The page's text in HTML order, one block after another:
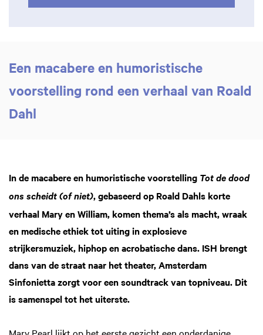
Een macabere en humoristische
voorstelling rond een verhaal van Roald
Dahl
In de macabere en humoristische voorstelling Tot de dood
ons scheidt (of niet), gebaseerd op Roald Dahls korte
verhaal Mary en William, komen thema’s als macht, wraak
en medische ethiek tot uiting in explosieve
strijkersmuziek, hiphop en acrobatische dans. ISH brengt
dans van de straat naar het theater, Amsterdam
Sinfonietta zorgt voor een soundtrack van topniveau. Dit
is samenspel tot het uiterste.
Inzoomen